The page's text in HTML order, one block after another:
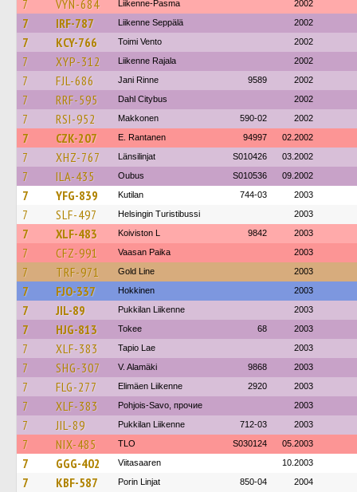
7 VYN-684 Liikenne-Pasma 2002
7 IRF-787 Liikenne Seppälä 2002
7 KCY-766 Toimi Vento 2002
7 XYP-312 Liikenne Rajala 2002
7 FJL-686 Jani Rinne 9589 2002
7 RRF-595 Dahl Citybus 2002
7 RSI-952 Makkonen 590-02 2002
7 CZK-207 E. Rantanen 94997 02.2002
7 XHZ-767 Länsilinjat S010426 03.2002
7 ILA-435 Oubus S010536 09.2002
7 YFG-839 Kutilan 744-03 2003
7 SLF-497 Helsingin Turistibussi 2003
7 XLF-483 Koiviston L 9842 2003
7 CFZ-991 Vaasan Paika 2003
7 TRF-971 Gold Line 2003
7 FJO-337 Hokkinen 2003
7 JIL-89 Pukkilan Liikenne 2003
7 HJG-813 Tokee 68 2003
7 XLF-383 Tapio Lae 2003
7 SHG-307 V. Alamäki 9868 2003
7 FLG-277 Elimäen Liikenne 2920 2003
7 XLF-383 Pohjois-Savo, прочие 2003
7 JIL-89 Pukkilan Liikenne 712-03 2003
7 NIX-485 TLO S030124 05.2003
7 GGG-402 Viitasaaren 10.2003
7 KBF-587 Porin Linjat 850-04 2004